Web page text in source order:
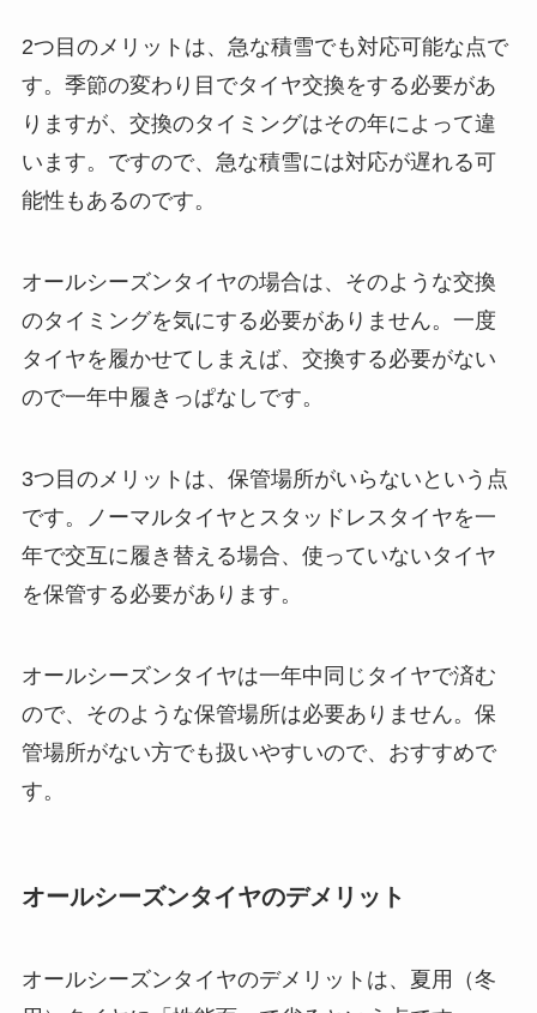
2つ目のメリットは、急な積雪でも対応可能な点で
す。季節の変わり目でタイヤ交換をする必要があ
りますが、交換のタイミングはその年によって違
います。ですので、急な積雪には対応が遅れる可
能性もあるのです。
オールシーズンタイヤの場合は、そのような交換
のタイミングを気にする必要がありません。一度
タイヤを履かせてしまえば、交換する必要がない
ので一年中履きっぱなしです。
3つ目のメリットは、保管場所がいらないという点
です。ノーマルタイヤとスタッドレスタイヤを一
年で交互に履き替える場合、使っていないタイヤ
を保管する必要があります。
オールシーズンタイヤは一年中同じタイヤで済む
ので、そのような保管場所は必要ありません。保
管場所がない方でも扱いやすいので、おすすめで
す。
オールシーズンタイヤのデメリット
オールシーズンタイヤのデメリットは、夏用（冬